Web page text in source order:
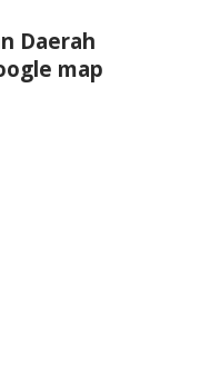
Daerah
map